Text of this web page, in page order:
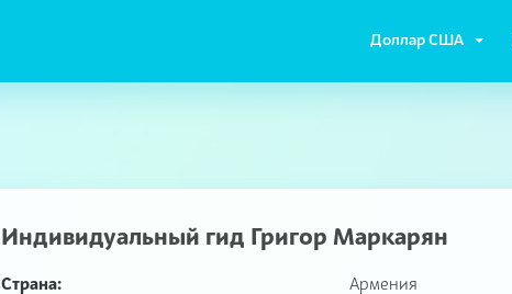
Доллар США
Индивидуальный гид Григор Маркарян
Страна:
Армения